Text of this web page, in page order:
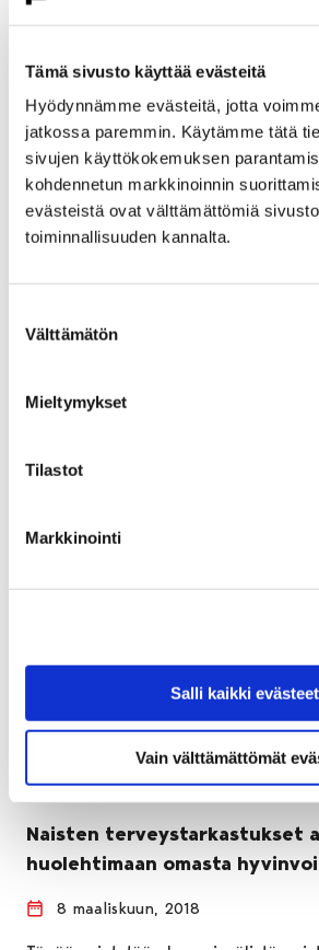
Tämä sivusto käyttää evästeitä
Hyödynnämme evästeitä, jotta
jatkossa paremmin. Käytämme tätä
sivujen käyttökokemuksen
kohdennetun markkinoinnin
evästeistä ovat välttämättömiä
toiminnallisuuden kannalta.
valinta
Välttämätön
Mieltymykset
Tilastot
Markkinointi
Salli kaikki evästeet
Vain välttämättömät
avustukset haettavana
8 maaliskuun, 2018
myönnettävät vuosittaiset
Naisten terveystarkastukset
huolehtimaan omasta
8 maaliskuun, 2018